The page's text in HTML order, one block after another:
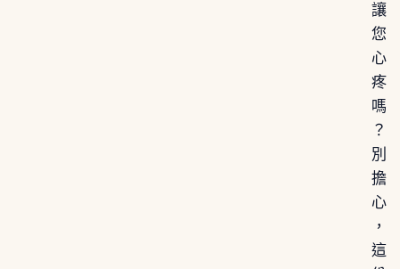
讓
您
心
疼
嗎
？
別
擔
心
，
這